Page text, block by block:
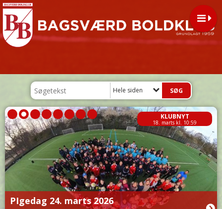
Hele siden
KLUBNYT
18. marts kl. 10:59
PIgedag 24. marts 2026